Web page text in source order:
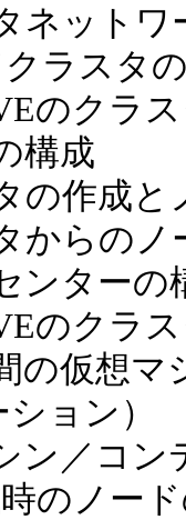
ネットワ
ラスタ
のクラ
構成
の作成と
からのノ
ンターの
のクラ
の仮想
ョン）
ン／コン
のノー